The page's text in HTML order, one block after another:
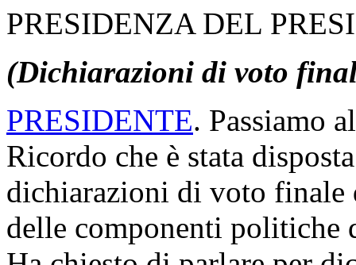
PRESIDENZA DEL
(Dichiarazioni di voto
PRESIDENTE. Passiamo
Ricordo che è stata
dichiarazioni di voto finale
delle componenti politiche